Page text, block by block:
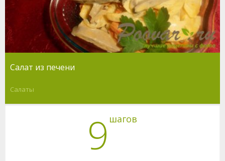
Салат из печени
Салаты
9 шагов